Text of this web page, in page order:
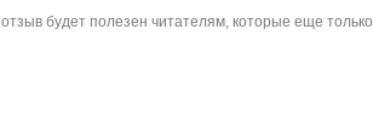
будет полезен читателям, которые еще только